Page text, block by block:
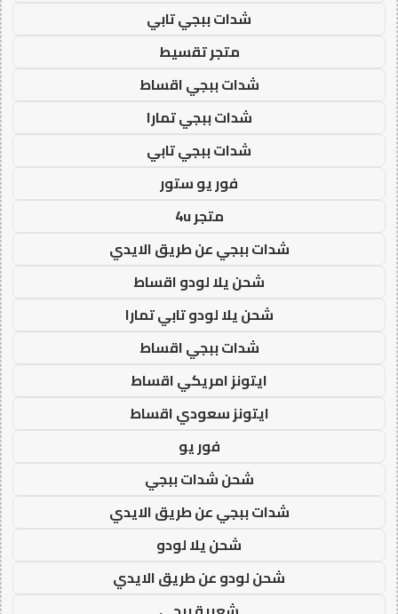
شدات ببجي تابي
متجر تقسيط
شدات ببجي اقساط
شدات ببجي تمارا
شدات ببجي تابي
فور يو ستور
متجر 4u
شدات ببجي عن طريق الايدي
شحن يلا لودو اقساط
شحن يلا لودو تابي تمارا
شدات ببجي اقساط
ايتونز امريكي اقساط
ايتونز سعودي اقساط
فور يو
شحن شدات ببجي
شدات ببجي عن طريق الايدي
شحن يلا لودو
شحن لودو عن طريق الايدي